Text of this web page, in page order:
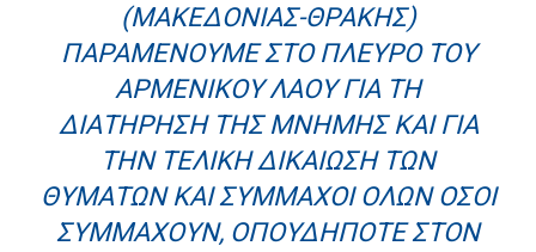
(ΜΑΚΕΔΟΝΊΑΣ-ΘΡΆΚΗΣ)
ΠΑΡΑΜΈΝΟΥΜΕ ΣΤΟ ΠΛΕΥΡΌ ΤΟΥ
ΑΡΜΕΝΙΚΟΎ ΛΑΟΎ ΓΙΑ ΤΗ
ΔΙΑΤΉΡΗΣΗ ΤΗΣ ΜΝΉΜΗΣ ΚΑΙ ΓΙΑ
ΤΗΝ ΤΕΛΙΚΉ ΔΙΚΑΊΩΣΗ ΤΩΝ
ΘΥΜΆΤΩΝ ΚΑΙ ΣΎΜΜΑΧΟΙ ΌΛΩΝ ΌΣΟΙ
ΣΥΜΜΑΧΟΎΝ, ΟΠΟΥΔΉΠΟΤΕ ΣΤΟΝ